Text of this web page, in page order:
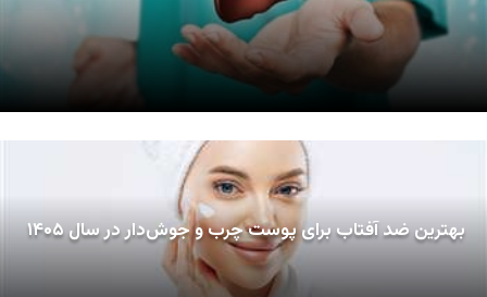
بهترین ضد آفتاب برای پوست چرب و جوش‌دار در سال ۱۴۰۵